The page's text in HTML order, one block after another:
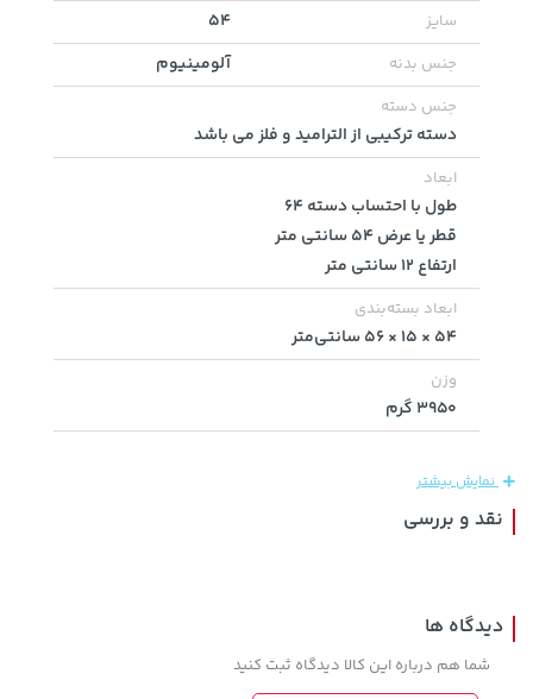
5,630,000 تومان
6,580,000
خرید 1,109,000 تومان
27,280,000 تومان خرید 18,580,000 تومان خرید
سایز 54
جنس بدنه آلومینیوم
جنس دسته
دسته ترکیبی از الترامید و فلز می باشد
ابعاد
طول با احتساب دسته 64
قطر یا عرض 54 سانتی متر
ارتفاع 12 سانتی متر
ابعاد بسته‌بندی
54 × 15 × 56 سانتی‌متر
وزن
3950 گرم
نمایش بیشتر
نقد و بررسی
دیدگاه ها
شما هم درباره این کالا دیدگاه ثبت کنید